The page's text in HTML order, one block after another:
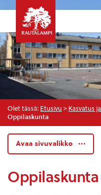
Olet tässä: Etusivu > Kasvatus
Oppilaskunta
Avaa sivuvalikko
Oppilaskunta